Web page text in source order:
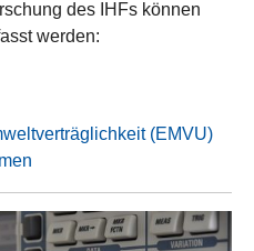
des IHFs können
werden:
(EMVU)